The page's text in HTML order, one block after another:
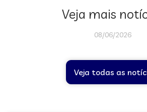
Veja mais
08/06/2026
Veja todas as